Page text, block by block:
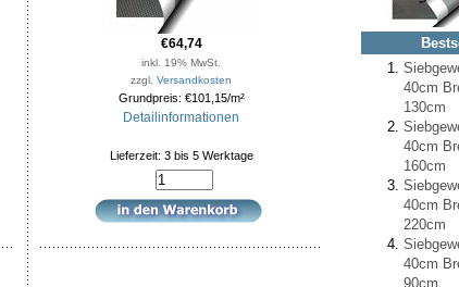
€64,74
inkl. 19% MwSt.
zzgl.Versandkosten
Grundpreis: €101,15/m²
Detailinformationen
Lieferzeit: 3 bis 5 Werktage
40cm
130cm
40cm
160cm
40cm
220cm
40cm
90cm